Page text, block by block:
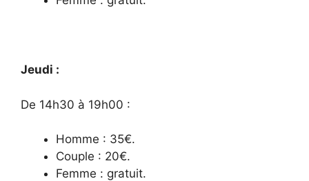
Jeudi :
De 14h30 à 19h00 :
Homme : 35€.
Couple : 20€.
Femme : gratuit.